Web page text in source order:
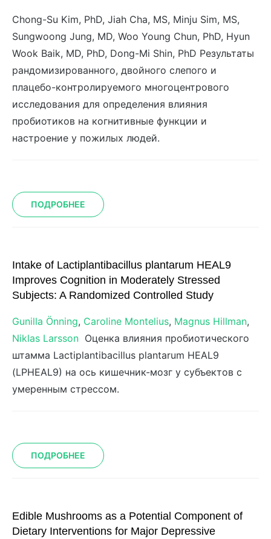
Chong-Su Kim, PhD, Jiah Cha, MS, Minju Sim, MS,
Sungwoong Jung, MD, Woo Young Chun, PhD, Hyun
Wook Baik, MD, PhD, Dong-Mi Shin, PhD Результаты
рандомизированного, двойного слепого и
плацебо-контролируемого многоцентрового
исследования для определения влияния
пробиотиков на когнитивные функции и
настроение у пожилых людей.
ПОДРОБНЕЕ
Intake of Lactiplantibacillus plantarum HEAL9
Improves Cognition in Moderately Stressed
Subjects: A Randomized Controlled Study
Gunilla Önning, Caroline Montelius, Magnus Hillman,
Niklas Larsson Оценка влияния пробиотического
штамма Lactiplantibacillus plantarum HEAL9
(LPHEAL9) на ось кишечник-мозг у субъектов с
умеренным стрессом.
ПОДРОБНЕЕ
Edible Mushrooms as a Potential Component of
Dietary Interventions for Major Depressive